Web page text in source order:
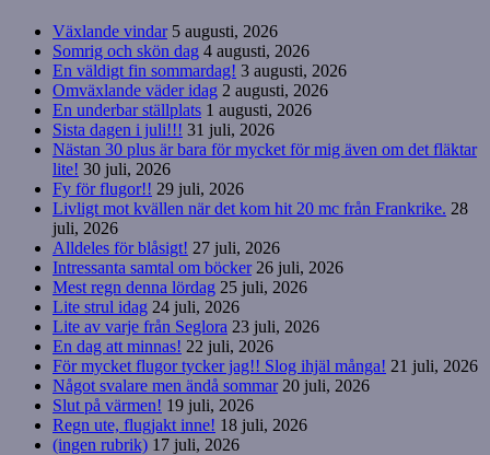
Växlande vindar 5 augusti, 2026
Somrig och skön dag 4 augusti, 2026
En väldigt fin sommardag! 3 augusti, 2026
Omväxlande väder idag 2 augusti, 2026
En underbar ställplats 1 augusti, 2026
Sista dagen i juli!!! 31 juli, 2026
Nästan 30 plus är bara för mycket för mig även om det fläktar
lite! 30 juli, 2026
Fy för flugor!! 29 juli, 2026
Livligt mot kvällen när det kom hit 20 mc från Frankrike. 28
juli, 2026
Alldeles för blåsigt! 27 juli, 2026
Intressanta samtal om böcker 26 juli, 2026
Mest regn denna lördag 25 juli, 2026
Lite strul idag 24 juli, 2026
Lite av varje från Seglora 23 juli, 2026
En dag att minnas! 22 juli, 2026
För mycket flugor tycker jag!! Slog ihjäl många! 21 juli, 2026
Något svalare men ändå sommar 20 juli, 2026
Slut på värmen! 19 juli, 2026
Regn ute, flugjakt inne! 18 juli, 2026
(ingen rubrik) 17 juli, 2026